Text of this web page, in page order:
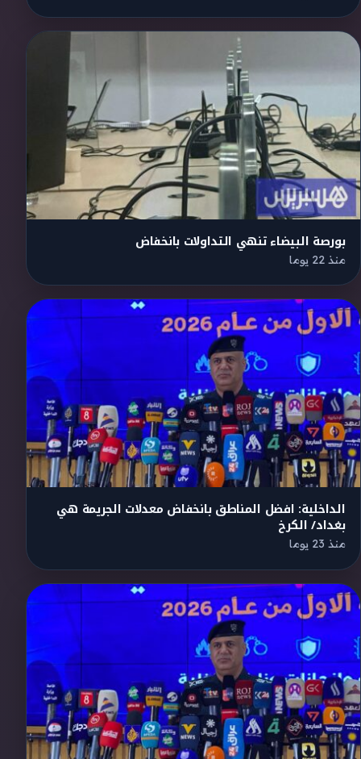
بورصة البيضاء تنهي التداولات بانخفاض
منذ 22 يوما
الداخلية: افضل المناطق بانخفاض معدلات الجريمة هي
بغداد/ الكرخ
منذ 23 يوما